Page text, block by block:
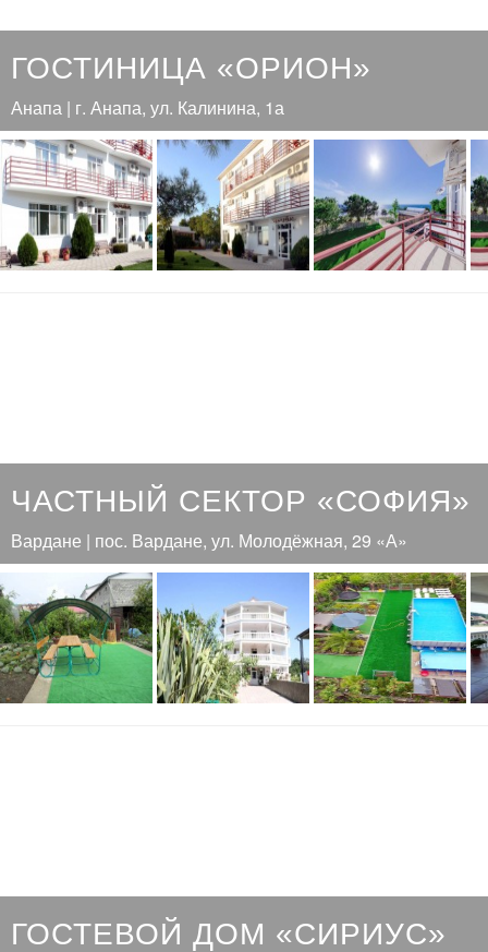
ГОСТИНИЦА «ОРИОН»
Анапа | г. Анапа, ул. Калинина, 1а
ЧАСТНЫЙ СЕКТОР «СОФИЯ»
Вардане | пос. Вардане, ул. Молодёжная, 29 «А»
ГОСТЕВОЙ ДОМ «СИРИУС»